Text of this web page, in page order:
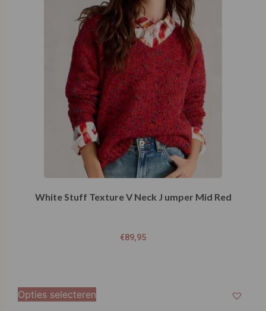
White Stuff Texture V Neck J umper Mid Red
€89,95
Opties selecteren